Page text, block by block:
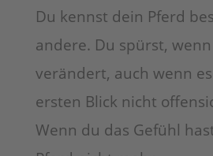
Du kennst dein Pferd
andere. Du spürst,
verändert, auch wenn
ersten Blick nicht
Wenn du das Gefühl